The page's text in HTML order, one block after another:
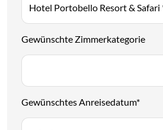
Gewünschte Zimmerkategorie
Gewünschtes Anreisedatum*